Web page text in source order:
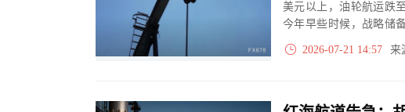
美元以上，油轮航运跌
今年早些时候，战略储
而大幅消耗。分析师警告
2026-07-21 14:57 来